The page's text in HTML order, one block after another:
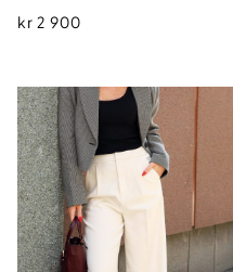
kr 2 900